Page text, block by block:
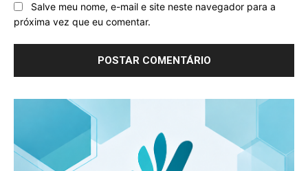
Salve meu nome, e-mail e site neste navegador para a
próxima vez que eu comentar.